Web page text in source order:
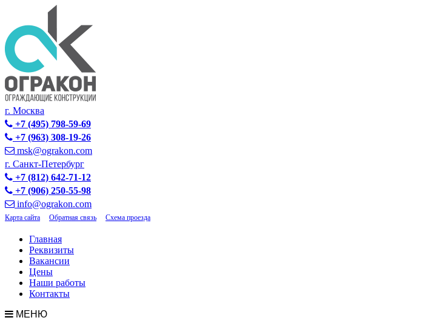
г. Москва
+7 (495) 798-59-69
+7 (963) 308-19-26
msk@ograkon.com
г. Санкт-Петербург
+7 (812) 642-71-12
+7 (906) 250-55-98
info@ograkon.com
Карта сайта Обратная связь Схема проезда
Главная
Реквизиты
Вакансии
Цены
Наши работы
Контакты
МЕНЮ